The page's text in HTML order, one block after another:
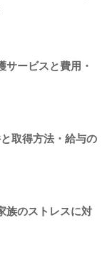
サービスと費用・
取得方法・給与の
族のストレスに対